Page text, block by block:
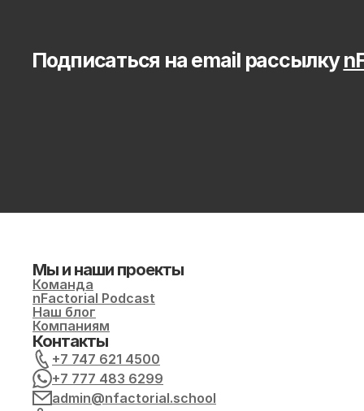
Подписаться на email рассылку
Мы и наши проекты
Команда
nFactorial Podcast
Наш блог
Компаниям
Контакты
+7 747 621 4500
+7 777 483 6299
admin@nfactorial.school